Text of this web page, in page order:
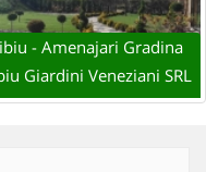
- Amenajari Gradina
Giardini Veneziani SRL